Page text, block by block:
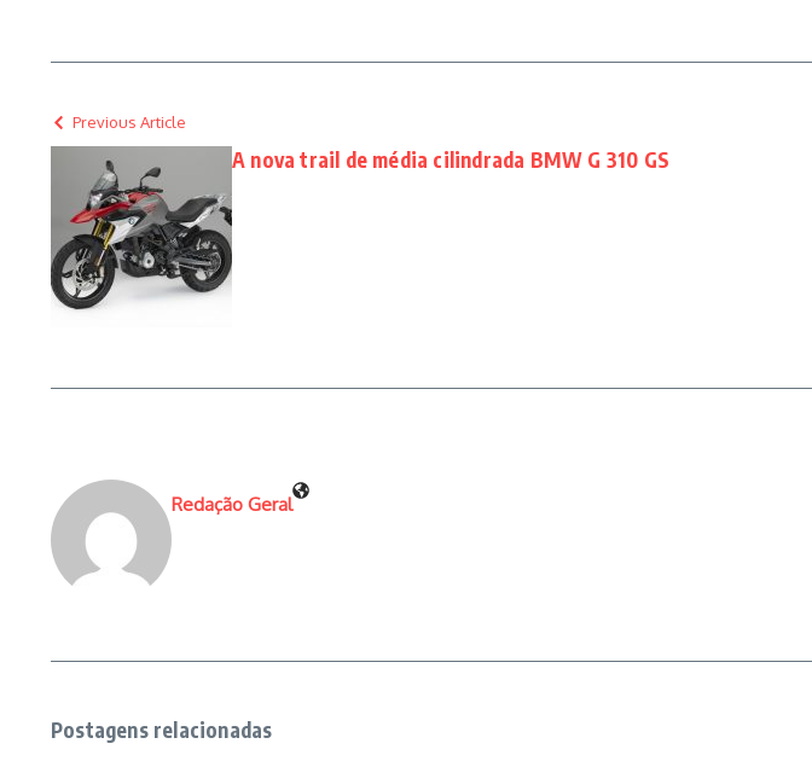
Previous Article
A nova trail de média cilindrada BMW G 310 GS
Redação Geral
Postagens relacionadas